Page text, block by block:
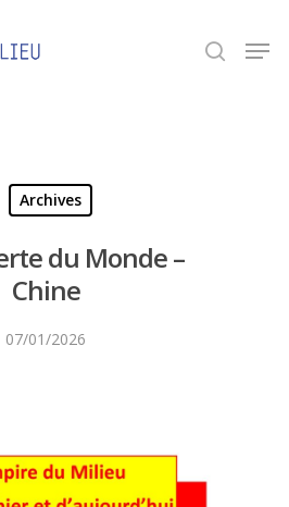
Archives
du Monde –
Chine
07/01/2026